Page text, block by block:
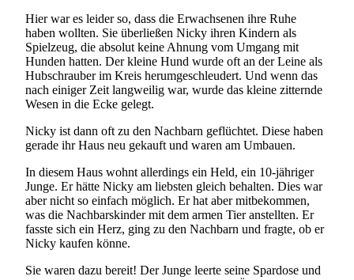
Hier war es leider so, dass die Erwachsenen ihre Ruhe
haben wollten. Sie überließen Nicky ihren Kindern als
Spielzeug, die absolut keine Ahnung vom Umgang mit
Hunden hatten. Der kleine Hund wurde oft an der Leine als
Hubschrauber im Kreis herumgeschleudert. Und wenn das
nach einiger Zeit langweilig war, wurde das kleine zitternde
Wesen in die Ecke gelegt.
Nicky ist dann oft zu den Nachbarn geflüchtet. Diese haben
gerade ihr Haus neu gekauft und waren am Umbauen.
In diesem Haus wohnt allerdings ein Held, ein 10-jähriger
Junge. Er hätte Nicky am liebsten gleich behalten. Dies war
aber nicht so einfach möglich. Er hat aber mitbekommen,
was die Nachbarskinder mit dem armen Tier anstellten. Er
fasste sich ein Herz, ging zu den Nachbarn und fragte, ob er
Nicky kaufen könne.
Sie waren dazu bereit! Der Junge leerte seine Spardose und